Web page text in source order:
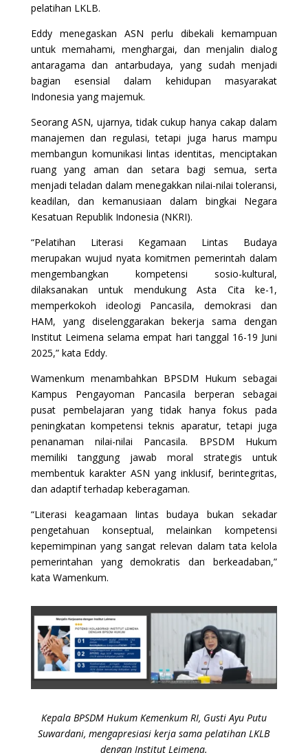
pelatihan LKLB.
Eddy menegaskan ASN perlu dibekali kemampuan
untuk memahami, menghargai, dan menjalin dialog
antaragama dan antarbudaya, yang sudah menjadi
bagian esensial dalam kehidupan masyarakat
Indonesia yang majemuk.
Seorang ASN, ujarnya, tidak cukup hanya cakap dalam
manajemen dan regulasi, tetapi juga harus mampu
membangun komunikasi lintas identitas, menciptakan
ruang yang aman dan setara bagi semua, serta
menjadi teladan dalam menegakkan nilai-nilai toleransi,
keadilan, dan kemanusiaan dalam bingkai Negara
Kesatuan Republik Indonesia (NKRI).
“Pelatihan Literasi Kegamaan Lintas Budaya
merupakan wujud nyata komitmen pemerintah dalam
mengembangkan kompetensi sosio-kultural,
dilaksanakan untuk mendukung Asta Cita ke-1,
memperkokoh ideologi Pancasila, demokrasi dan
HAM, yang diselenggarakan bekerja sama dengan
Institut Leimena selama empat hari tanggal 16-19 Juni
2025,” kata Eddy.
Wamenkum menambahkan BPSDM Hukum sebagai
Kampus Pengayoman Pancasila berperan sebagai
pusat pembelajaran yang tidak hanya fokus pada
peningkatan kompetensi teknis aparatur, tetapi juga
penanaman nilai-nilai Pancasila. BPSDM Hukum
memiliki tanggung jawab moral strategis untuk
membentuk karakter ASN yang inklusif, berintegritas,
dan adaptif terhadap keberagaman.
“Literasi keagamaan lintas budaya bukan sekadar
pengetahuan konseptual, melainkan kompetensi
kepemimpinan yang sangat relevan dalam tata kelola
pemerintahan yang demokratis dan berkeadaban,”
kata Wamenkum.
Kepala BPSDM Hukum Kemenkum RI, Gusti Ayu Putu
Suwardani, mengapresiasi kerja sama pelatihan LKLB
dengan Institut Leimena.